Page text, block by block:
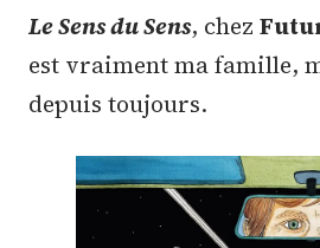
Le Sens du Sens, chez
est vraiment ma famille,
depuis toujours.